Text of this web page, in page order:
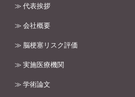
≫ 代表挨拶
≫ 会社概要
≫ 脳梗塞リスク評価
≫ 実施医療機関
≫ 学術論文